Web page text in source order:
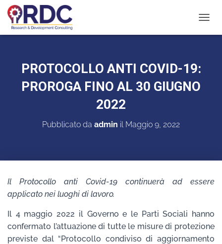
A
PROTOCOLLO ANTI COVID-19:
PROROGA FINO AL 30 GIUGNO
2022
Pubblicato da admin il Maggio 9, 2022
Il Protocollo anti Covid-19 continuerà ad essere
applicato nei luoghi di lavoro.
Il 4 maggio 2022 il Governo e le Parti Sociali hanno
confermato l’attuazione di tutte le misure di protezione
previste dal “Protocollo condiviso di aggiornamento